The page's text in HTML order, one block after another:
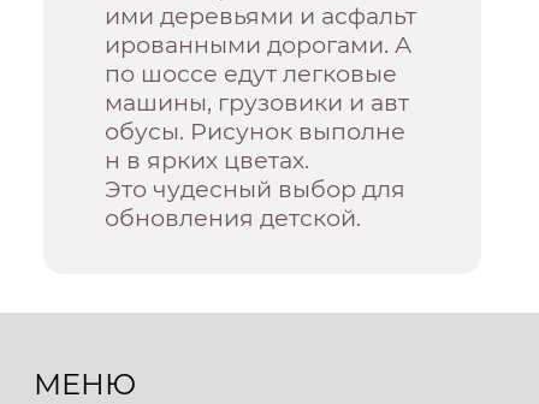
ими деревьями и асфальт
ированными дорогами. А
по шоссе едут легковые
машины, грузовики и авт
обусы. Рисунок выполне
н в ярких цветах.
Это чудесный выбор для
обновления детской.
МЕНЮ